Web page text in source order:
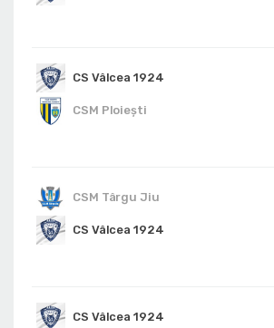
CS Vâlcea 1924
CSM Ploiești
CSM Târgu Jiu
CS Vâlcea 1924
CS Vâlcea 1924